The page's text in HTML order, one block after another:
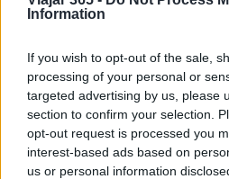
Information
If you wish to opt-out of the sale,
processing of your personal or
targeted advertising by us, please
section to confirm your selection.
opt-out request is processed you
interest-based ads based on
us or personal information
AUTOR
Redacción